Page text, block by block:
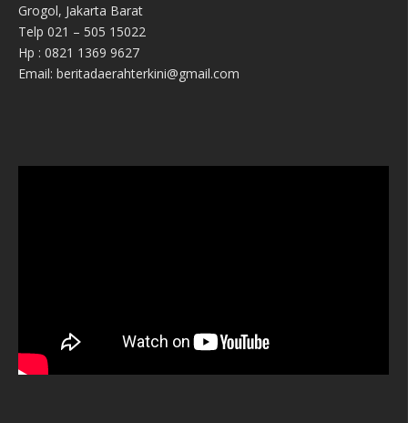
Grogol, Jakarta Barat
Telp 021 – 505 15022
Hp : 0821 1369 9627
Email: beritadaerahterkini@gmail.com